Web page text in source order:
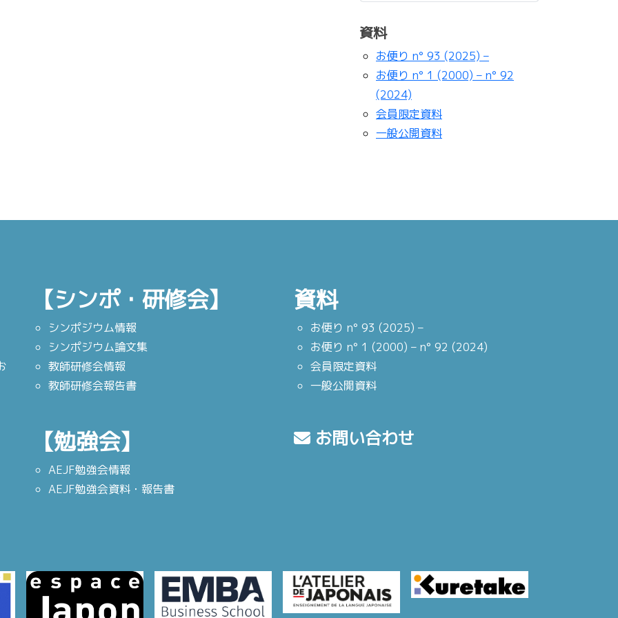
資料
お便り n° 93 (2025) –
お便り n° 1 (2000) – n° 92
(2024)
会員限定資料
一般公開資料
【シンポ・研修会】
シンポジウム情報
シンポジウム論文集
教師研修会情報
教師研修会報告書
【勉強会】
AEJF勉強会情報
AEJF勉強会資料・報告書
資料
お便り n° 93 (2025) –
お便り n° 1 (2000) – n° 92 (2024)
会員限定資料
一般公開資料
お問い合わせ